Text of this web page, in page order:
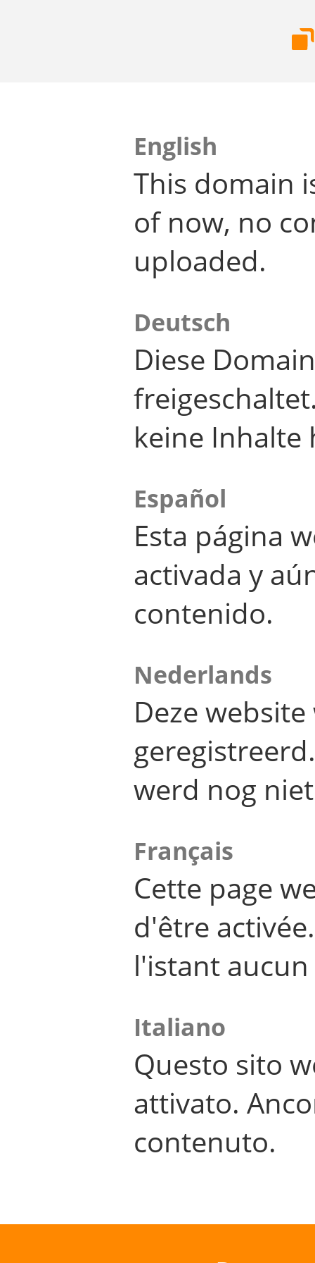
English
This domain
of now, no
uploaded.
Deutsch
Diese
keine Inhalte
Español
Esta página
activada y
contenido.
Nederlands
Deze
werd nog
Français
Cette page
d'être
l'istant
Italiano
Questo sito
attivato.
contenuto.